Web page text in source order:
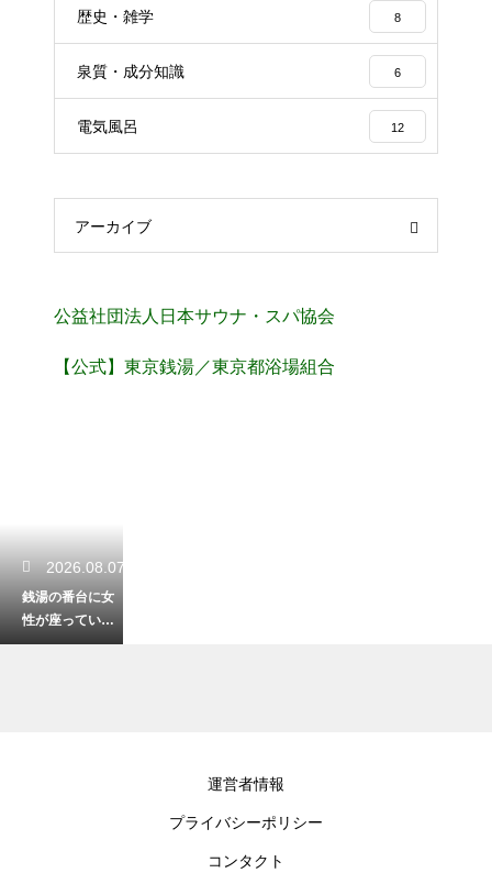
歴史・雑学 8
泉質・成分知識 6
電気風呂 12
アーカイブ
公益社団法人日本サウナ・スパ協会
【公式】東京銭湯／東京都浴場組合
2026.08.07
銭湯の番台に女
性が座っている
理由とは？昔な
運営者情報
プライバシーポリシー
コンタクト